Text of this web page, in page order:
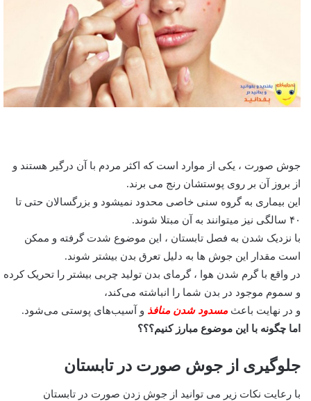
جوش صورت ، یکی از موارد است که اکثر مردم با آن درگیر هستند و
از بروز آن بر روی پوستشان رنج می برند.
این بیماری به گروه سنی خاصی محد‌‌‌‌ود‌‌‌‌ نمی‏شود‌‌‌‌ و بزرگسالان حتی تا
۴۰ سالگی نیز می‏توانند‌‌‌‌ به آن مبتلا شوند‌‌‌‌.
با نزدیک شدن به فصل تابستان ، این موضوع شدت گرفته و ممکن
است مقدار این جوش ها به دلیل تعرق بدن بیشتر شوند.
در واقع با گرم شدن هوا ، گرمای بدن تولید چربی بیشتر را تحریک کرده
و سموم موجود در بدن شما را انباشته می‌کند،
و در نهایت باعث مسدود شدن منافذ و آسیب‌های پوستی می‌شود.
اما چگونه با این موضوع مبارز کنیم؟؟؟
جلوگیری از جوش صورت در تابستان
با رعایت نکات زیر می توانید از جوش زدن صورت در تابستان